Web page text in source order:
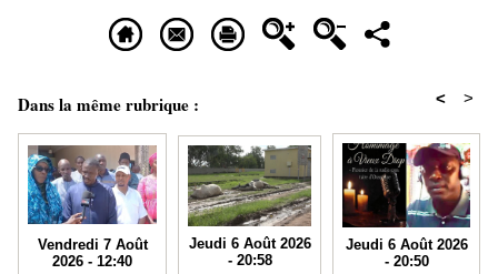
Dans la même rubrique : < >
Vendredi 7 Août
2026 - 12:40
Jeudi 6 Août 2026
- 20:58
Jeudi 6 Août 2026
- 20:50